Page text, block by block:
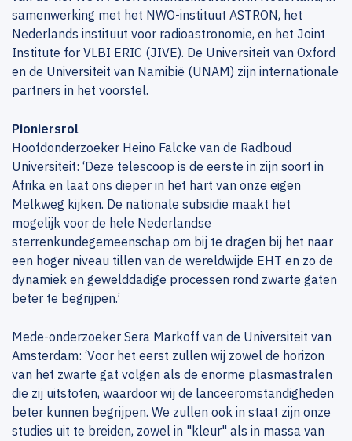
samenwerking met het NWO-instituut ASTRON, het
Nederlands instituut voor radioastronomie, en het Joint
Institute for VLBI ERIC (JIVE). De Universiteit van Oxford
en de Universiteit van Namibië (UNAM) zijn internationale
partners in het voorstel.
Pioniersrol
Hoofdonderzoeker Heino Falcke van de Radboud
Universiteit: ‘Deze telescoop is de eerste in zijn soort in
Afrika en laat ons dieper in het hart van onze eigen
Melkweg kijken. De nationale subsidie maakt het
mogelijk voor de hele Nederlandse
sterrenkundegemeenschap om bij te dragen bij het naar
een hoger niveau tillen van de wereldwijde EHT en zo de
dynamiek en gewelddadige processen rond zwarte gaten
beter te begrijpen.’
Mede-onderzoeker Sera Markoff van de Universiteit van
Amsterdam: ‘Voor het eerst zullen wij zowel de horizon
van het zwarte gat volgen als de enorme plasmastralen
die zij uitstoten, waardoor wij de lanceeromstandigheden
beter kunnen begrijpen. We zullen ook in staat zijn onze
studies uit te breiden, zowel in "kleur" als in massa van